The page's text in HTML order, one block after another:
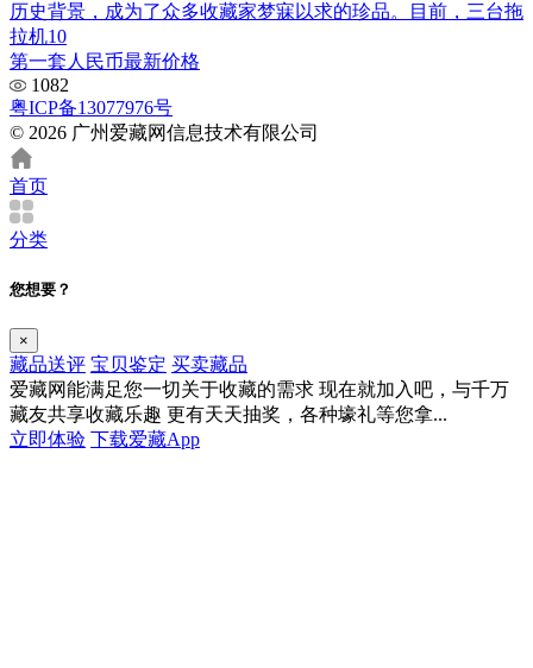
历史背景，成为了众多收藏家梦寐以求的珍品。目前，三台拖
拉机10
第一套人民币最新价格
1082
粤ICP备13077976号
© 2026 广州爱藏网信息技术有限公司
首页
分类
您想要？
×
藏品送评 宝贝鉴定 买卖藏品
爱藏网能满足您一切关于收藏的需求 现在就加入吧，与千万
藏友共享收藏乐趣 更有天天抽奖，各种壕礼等您拿...
立即体验 下载爱藏App